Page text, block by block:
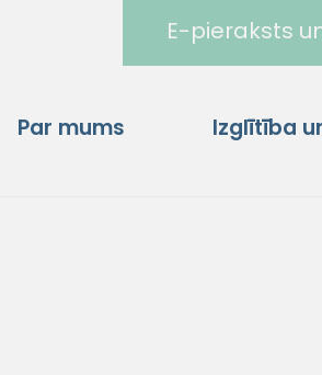
E-pieraksts
Par mums Izglītība